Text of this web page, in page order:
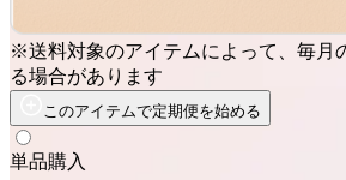
※送料対象のアイテムによって、毎月
る場合があります
このアイテムで定期便を始める
単品購入